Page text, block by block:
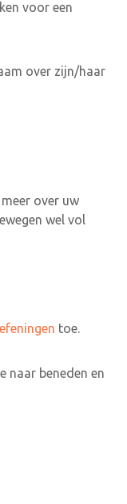
voor een
over zijn/haar
over uw
wel vol
toe.
naar beneden en